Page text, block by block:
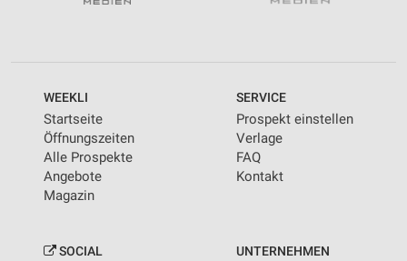
WEEKLI
Startseite
Öffnungszeiten
Alle Prospekte
Angebote
Magazin
SERVICE
Prospekt einstellen
Verlage
FAQ
Kontakt
SOCIAL UNTERNEHMEN